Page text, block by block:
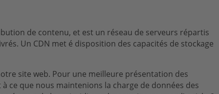
de contenu, et est un réseau de serveurs répartis
Un CDN met é disposition des capacités de stockage
site web. Pour une meilleure présentation des
que nous maintenions la charge de données des